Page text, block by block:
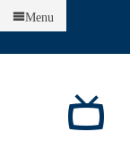
Menu